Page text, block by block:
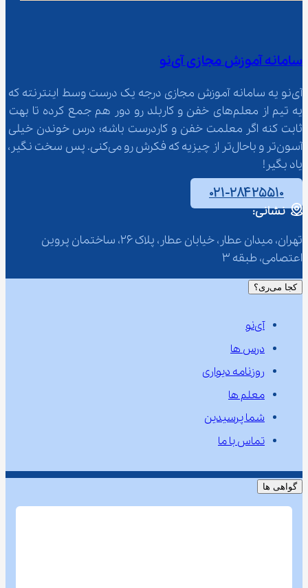
سامانه آموزش مجازی آی‌نو
آی‌نو یه سامانه آموزش مجازی درجه یک درست وسط اینترنته که
یه تیم از معلم‌‌های خفن و کاربلد رو دور هم جمع کرده تا بهت
ثابت کنه اگر معلمت خفن و کاردرست باشه؛ درس خوندن خیلی
آسون‌تر و باحال‌تر از چیزیه که فکرش رو می‌کنی. پس سخت نگیر،
یاد بگیر!
۰۲۱-۲۸۴۲۵۵۱۰
نشانی:
تهران، میدان عطار، خیابان عطار، پلاک 26، ساختمان پروین
اعتصامی، طبقه 3
کجا می‌ری؟
آی‌نو
درس ها
روزنامه دیواری
معلم ها
شما پرسیدین
تماس با ما
گواهی ها